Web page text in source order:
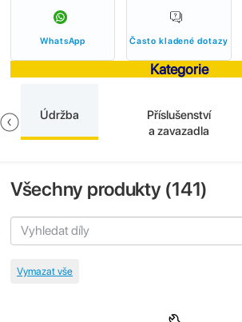
WhatsApp Často kladené dotazy
Kategorie
Údržba
Příslušenství
a zavazadla
Všechny produkty (141)